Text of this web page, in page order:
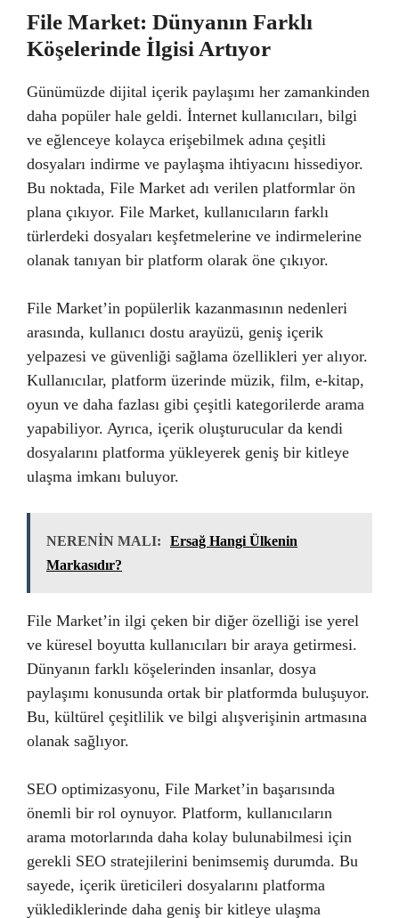
File Market: Dünyanın Farklı
Köşelerinde İlgisi Artıyor
Günümüzde dijital içerik paylaşımı her zamankinden
daha popüler hale geldi. İnternet kullanıcıları, bilgi
ve eğlenceye kolayca erişebilmek adına çeşitli
dosyaları indirme ve paylaşma ihtiyacını hissediyor.
Bu noktada, File Market adı verilen platformlar ön
plana çıkıyor. File Market, kullanıcıların farklı
türlerdeki dosyaları keşfetmelerine ve indirmelerine
olanak tanıyan bir platform olarak öne çıkıyor.
File Market’in popülerlik kazanmasının nedenleri
arasında, kullanıcı dostu arayüzü, geniş içerik
yelpazesi ve güvenliği sağlama özellikleri yer alıyor.
Kullanıcılar, platform üzerinde müzik, film, e-kitap,
oyun ve daha fazlası gibi çeşitli kategorilerde arama
yapabiliyor. Ayrıca, içerik oluşturucular da kendi
dosyalarını platforma yükleyerek geniş bir kitleye
ulaşma imkanı buluyor.
NERENİN MALI:
Ersağ Hangi Ülkenin
Markasıdır?
File Market’in ilgi çeken bir diğer özelliği ise yerel
ve küresel boyutta kullanıcıları bir araya getirmesi.
Dünyanın farklı köşelerinden insanlar, dosya
paylaşımı konusunda ortak bir platformda buluşuyor.
Bu, kültürel çeşitlilik ve bilgi alışverişinin artmasına
olanak sağlıyor.
SEO optimizasyonu, File Market’in başarısında
önemli bir rol oynuyor. Platform, kullanıcıların
arama motorlarında daha kolay bulunabilmesi için
gerekli SEO stratejilerini benimsemiş durumda. Bu
sayede, içerik üreticileri dosyalarını platforma
yüklediklerinde daha geniş bir kitleye ulaşma